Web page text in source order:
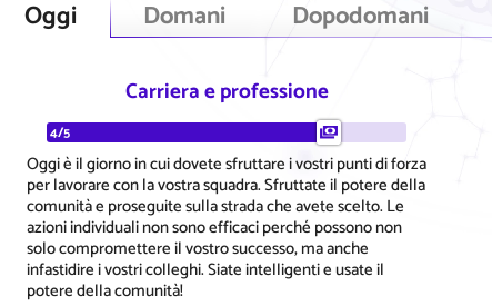
Oggi Domani Dopodomani
Carriera e professione
4/5
Oggi è il giorno in cui dovete sfruttare i vostri punti di forza
per lavorare con la vostra squadra. Sfruttate il potere della
comunità e proseguite sulla strada che avete scelto. Le
azioni individuali non sono efficaci perché possono non
solo compromettere il vostro successo, ma anche
infastidire i vostri colleghi. Siate intelligenti e usate il
potere della comunità!